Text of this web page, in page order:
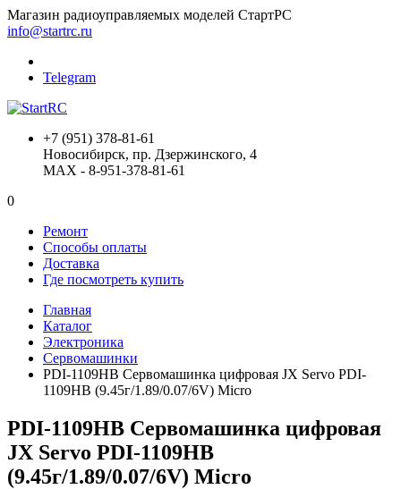
Магазин радиоуправляемых моделей СтартРС
info@startrc.ru
Telegram
+7 (951) 378-81-61
Новосибирск, пр. Дзержинского, 4
MAX - 8-951-378-81-61
0
Ремонт
Способы оплаты
Доставка
Где посмотреть купить
Главная
Каталог
Электроника
Сервомашинки
PDI-1109HB Сервомашинка цифровая JX Servo PDI-
1109HB (9.45г/1.89/0.07/6V) Micro
PDI-1109HB Сервомашинка цифровая
JX Servo PDI-1109HB
(9.45г/1.89/0.07/6V) Micro